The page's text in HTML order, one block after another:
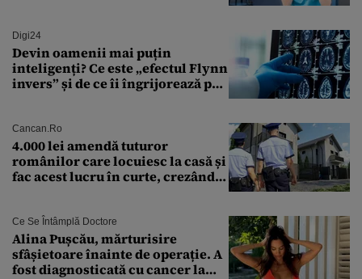
Digi24
Devin oamenii mai puțin
inteligenți? Ce este „efectul Flynn
invers” și de ce îi îngrijorează pe
Cancan.ro
4.000 lei amendă tuturor
românilor care locuiesc la casă și
fac acest lucru în curte, crezând
Ce Se Întâmplă Doctore
Alina Pușcău, mărturisire
sfâșietoare înainte de operație. A
fost diagnosticată cu cancer la